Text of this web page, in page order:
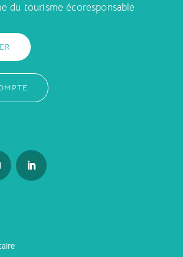
du tourisme écoresponsable